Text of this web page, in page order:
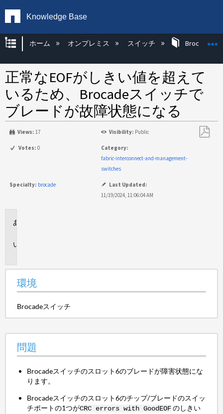
Knowledge Base
グローバル階層を展開/折りたたむ
ホーム オンプレミス スイッチ Brocade KB
正常なEOFがしきい値を超えて
いるため、Brocadeスイッチで
ブレードが故障状態になる
Views: 17 Visibility: Public
Votes: 0
Category:
fabric-interconnect-and-management-
switches
Specialty: brocade
Last Updated:
11/19/2024, 11:06:04 AM
環境
Brocadeスイッチ
問題
Brocadeスイッチのスロット6のブレードが障害状態にな
ります。
Brocadeスイッチのスロット6のチップ/ブレードのスイッ
チポートの1つがCRC errors with GoodEOFのしきい